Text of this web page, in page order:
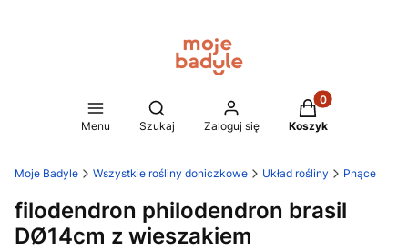
Menu
Otwórz wyszukiwarkę
Szukaj Zaloguj się
Produkty w
Koszyk
Moje Badyle Wszystkie rośliny doniczkowe Układ rośliny Pnące
filodendron philodendron brasil
DØ14cm z wieszakiem